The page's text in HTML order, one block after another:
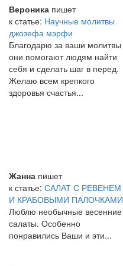
Вероника пишет
к статье: Научные молитвы
джозефа мэрфи
Благодарю за ваши молитвы
они помогают людям найти
себя и сделать шаг в перед.
Желаю всем крепкого
здоровья счастья...
Жанна пишет
к статье: САЛАТ С РЕВЕНЕМ
И КРАБОВЫМИ ПАЛОЧКАМИ
Люблю необычные весенние
салаты. Особенно
понравились Ваши и эти...